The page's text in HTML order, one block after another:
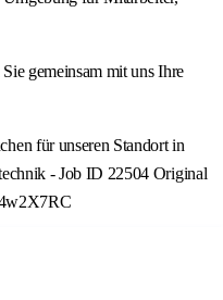
gemeinsam mit uns Ihre
für unseren Standort in
- Job ID 22504 Original